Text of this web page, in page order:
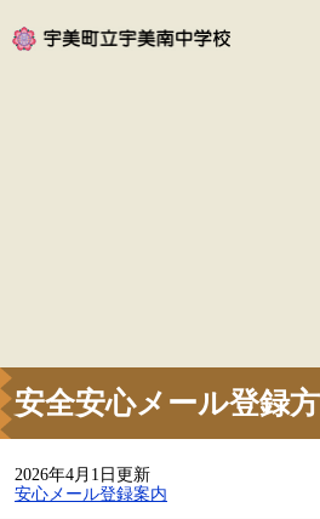
安全安心メール登録
2026年4月1日更新
安心メール登録案内